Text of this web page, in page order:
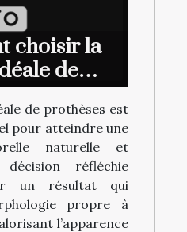
choisir la
de
pour une
?
de prothèses est
pour atteindre une
naturelle et
réfléchie
un résultat qui
propre à
l’apparence